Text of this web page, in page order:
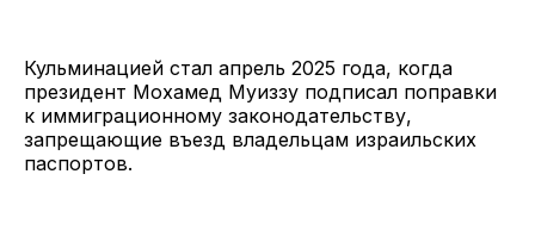
Кульминацией стал апрель 2025 года, когда
президент Мохамед Муиззу подписал поправки
к иммиграционному законодательству,
запрещающие въезд владельцам израильских
паспортов.